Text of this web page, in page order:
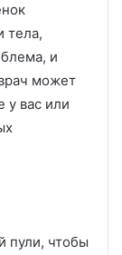
тела,
и
может
у вас или
пули, чтобы